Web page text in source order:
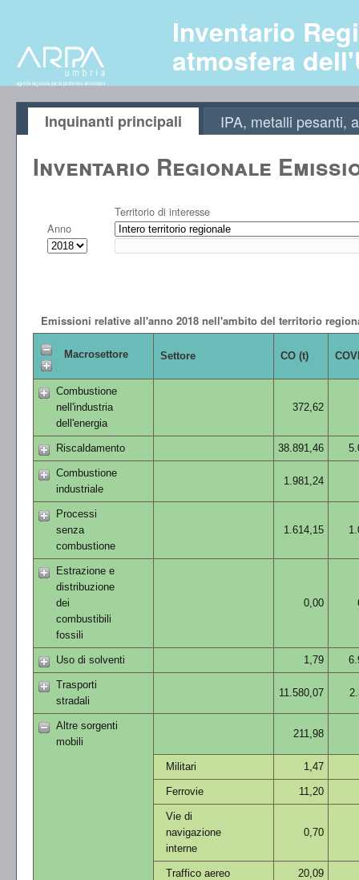
Inventario
atmosfera
Inquinanti principali IPA, metalli pesanti,
Inventario Regionale
Anno
Territorio di interesse
Emissioni relative all'anno 2018 nell'ambito del territorio
Macrosettore Settore CO (t)
Combustione
nell'industria
dell'energia
372,62
Riscaldamento 38.891,46
Combustione
industriale
1.981,24
Processi
senza
combustione
1.614,15
Estrazione e
distribuzione
dei
combustibili
fossili
0,00
Uso di solventi 1,79
Trasporti
stradali
11.580,07
Altre sorgenti
mobili
211,98
Militari 1,47
Ferrovie 11,20
Vie di
navigazione
interne
0,70
Traffico aereo 20,09